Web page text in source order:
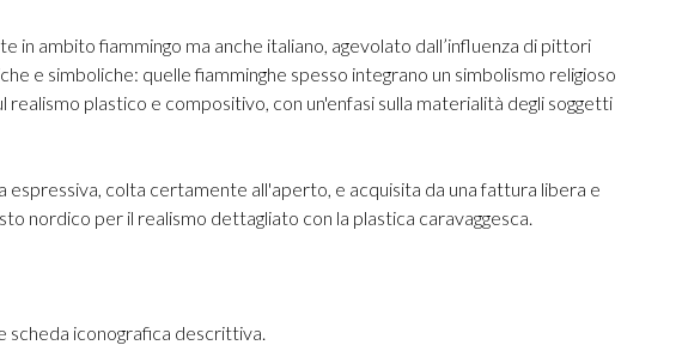
in ambito fiammingo ma anche italiano, agevolato dall’influenza di pittori
e simboliche: quelle fiamminghe spesso integrano un simbolismo religioso
plastico e compositivo, con un'enfasi sulla materialità degli soggetti
espressiva, colta certamente all'aperto, e acquisita da una fattura libera e
nordico per il realismo dettagliato con la plastica caravaggesca.
scheda iconografica descrittiva.